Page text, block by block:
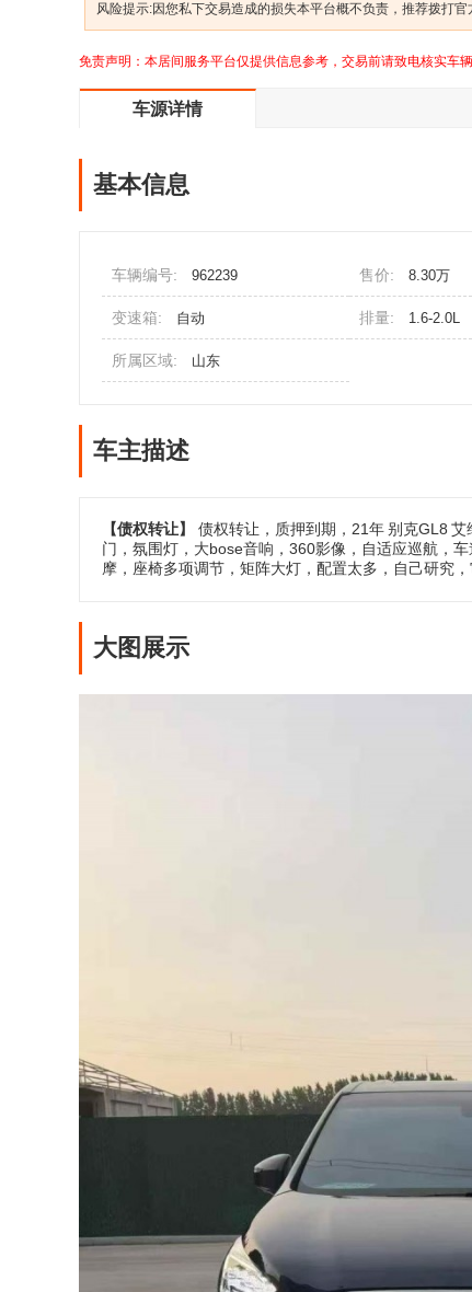
风险提示:因您私下交易造成的损失本平台概不负责，推荐拨打
免责声明：本居间服务平台仅提供信息参考，交易前请致电核实车
车源详情
基本信息
车辆编号: 962239 售价: 8.30万
变速箱: 自动 排量: 1.6-2.0L
所属区域: 山东
车主描述
【债权转让】 债权转让，质押到期，21年别克GL8 艾
门，氛围灯，大bose音响，360影像，自适应巡航，
摩，座椅多项调节，矩阵大灯，配置太多，自己研究
大图展示